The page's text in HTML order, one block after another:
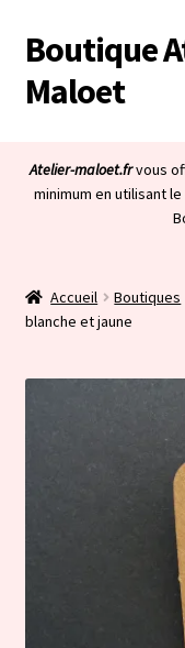
Aller
à
la
Aller
au
contenu
Boutique
Maloet
Boutique
À propos & CGV
Blog
Bienvenue dans la
Atelier-maloet.frvous
minimum en utilisant
Accueil Boutiques
blanche et jaune